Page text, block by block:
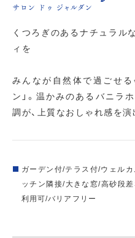
サロン ドゥ ジャルダン
くつろぎのあるナチュラル
ィを
みんなが自然体で過ごせる
ン」。温かみのあるバニラ
調が、上質なおしゃれ感を演
ガーデン付/テラス付/ウェル
ッチン隣接/大きな窓/高砂段
利用可/バリアフリー